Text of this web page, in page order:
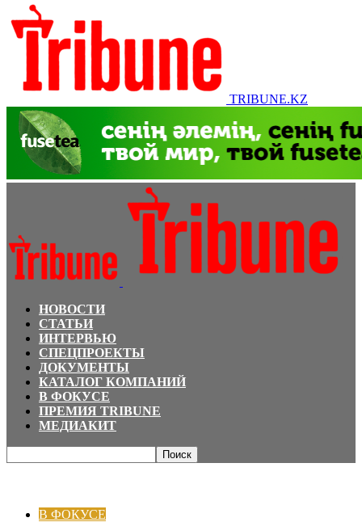
TRIBUNE.KZ
НОВОСТИ
СТАТЬИ
ИНТЕРВЬЮ
СПЕЦПРОЕКТЫ
ДОКУМЕНТЫ
КАТАЛОГ КОМПАНИЙ
В ФОКУСЕ
ПРЕМИЯ TRIBUNE
МЕДИАКИТ
В ФОКУСЕ